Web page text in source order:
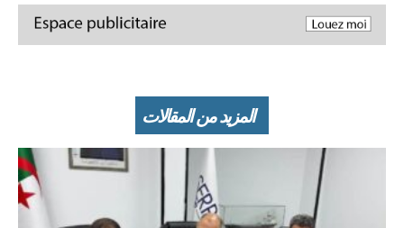
المزيد من المقالات